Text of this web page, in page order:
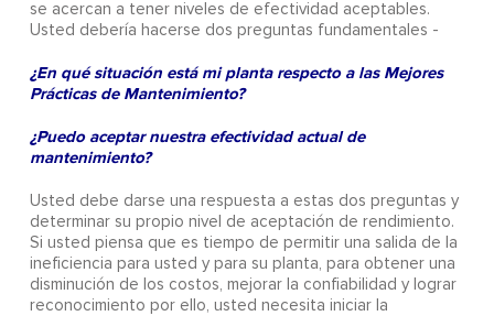
se acercan a tener niveles de efectividad aceptables.
Usted debería hacerse dos preguntas fundamentales -
¿En qué situación está mi planta respecto a las Mejores
Prácticas de Mantenimiento?
¿Puedo aceptar nuestra efectividad actual de
mantenimiento?
Usted debe darse una respuesta a estas dos preguntas y
determinar su propio nivel de aceptación de rendimiento.
Si usted piensa que es tiempo de permitir una salida de la
ineficiencia para usted y para su planta, para obtener una
disminución de los costos, mejorar la confiabilidad y lograr
reconocimiento por ello, usted necesita iniciar la